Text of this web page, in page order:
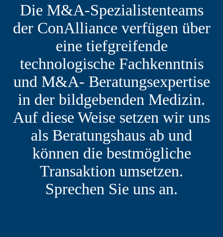
Die M&A-Spezialistenteams
der ConAlliance verfügen über
eine tiefgreifende
technologische Fachkenntnis
und M&A- Beratungsexpertise
in der bildgebenden Medizin.
Auf diese Weise setzen wir uns
als Beratungshaus ab und
können die bestmögliche
Transaktion umsetzen.
Sprechen Sie uns an.